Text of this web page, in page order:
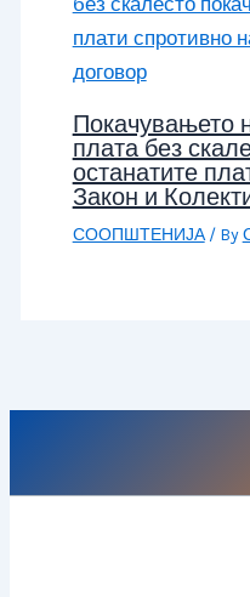
Покачувањето
плата без
останатите
Закон и
СООПШТЕНИЈА/ By